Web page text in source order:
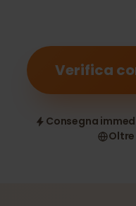
Verifica
Consegna